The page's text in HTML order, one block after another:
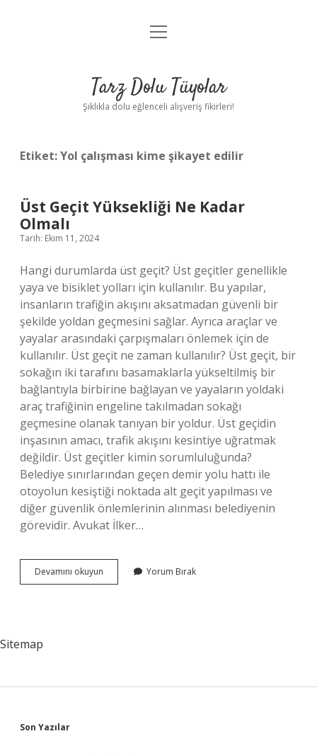
Anasayfa
Yasal Uyarı
menüyü
Tarz Dolu Tüyolar
Şıklıkla dolu eğlenceli alışveriş fikirleri!
Etiket:Yol çalışması kime şikayet edilir
Üst Geçit Yüksekliği Ne Kadar
Olmalı
Tarih: Ekim 11, 2024
Hangi durumlarda üst geçit? Üst geçitler genellikle
yaya ve bisiklet yolları için kullanılır. Bu yapılar,
insanların trafiğin akışını aksatmadan güvenli bir
şekilde yoldan geçmesini sağlar. Ayrıca araçlar ve
yayalar arasındaki çarpışmaları önlemek için de
kullanılır. Üst geçit ne zaman kullanılır? Üst geçit, bir
sokağın iki tarafını basamaklarla yükseltilmiş bir
bağlantıyla birbirine bağlayan ve yayaların yoldaki
araç trafiğinin engeline takılmadan sokağı
geçmesine olanak tanıyan bir yoldur. Üst geçidin
inşasının amacı, trafik akışını kesintiye uğratmak
değildir. Üst geçitler kimin sorumluluğunda?
Belediye sınırlarından geçen demir yolu hattı ile
otoyolun kesiştiği noktada alt geçit yapılması ve
diğer güvenlik önlemlerinin alınması belediyenin
görevidir. Avukat İlker…
Devamını okuyun
Geçit
Yorum Bırak
Sitemap
Sidebar
Son Yazılar